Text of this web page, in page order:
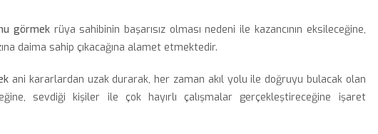
görmekrüya sahibinin başarısız olması nedeni ile kazancının eksileceğine,
daima sahip çıkacağına alamet etmektedir.
ani kararlardan uzak durarak, her zaman akıl yolu ile doğruyu bulacak olan
sevdiği kişiler ile çok hayırlı çalışmalar gerçekleştireceğine işaret